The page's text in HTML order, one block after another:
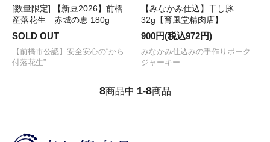
[数量限定] 【新豆2026】前橋
産落花生 赤城の恵 180g
SOLD OUT
【前橋市公認】安全安心の“から
付落花生”
【みなかみ仕込】干し豚
32g【育風堂精肉店】
900円(税込972円)
みなかみ仕込みの手作りポーク
ジャーキー
8商品中 1-8商品